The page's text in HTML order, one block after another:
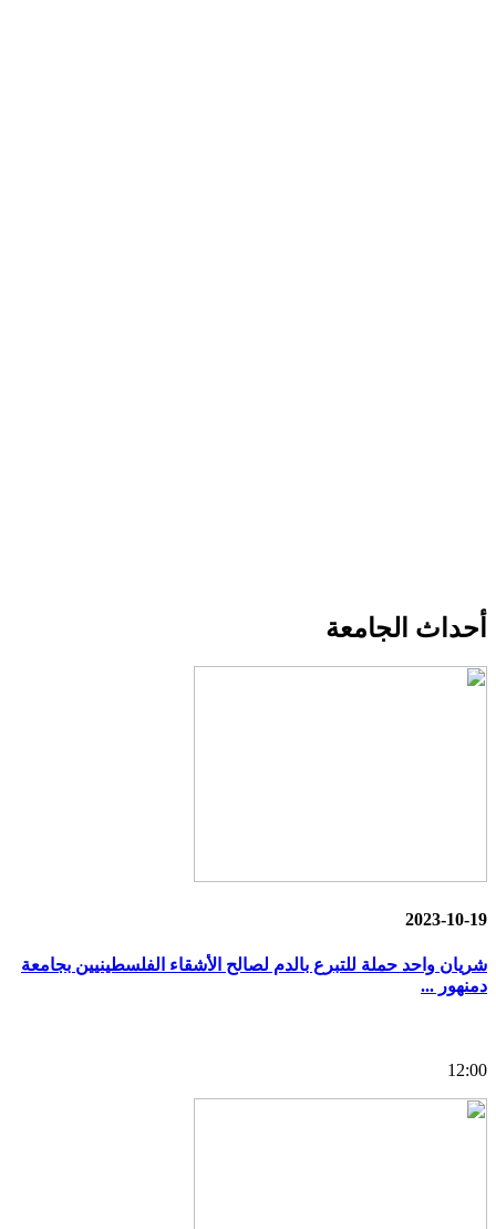
أحداث الجامعة
2023-10-19
شريان واحد حملة للتبرع بالدم لصالح الأشقاء الفلسطينيين بجامعة
دمنهور ...
12:00